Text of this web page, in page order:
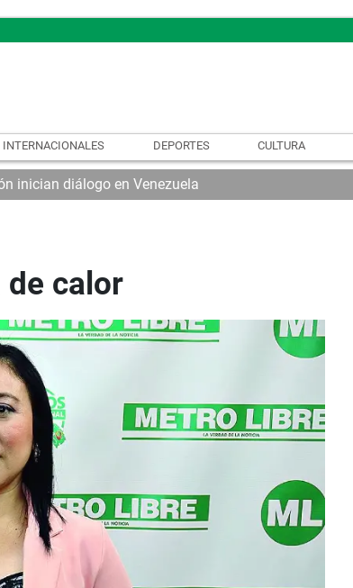
INTERNACIONALES DEPORTES CULTURA
inician diálogo en Venezuela
de calor